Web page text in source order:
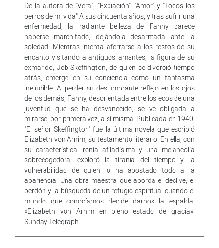
De la autora de "Vera", "Expiación", "Amor" y "Todos los
perros de mi vida" A sus cincuenta años, y tras sufrir una
enfermedad, la radiante belleza de Fanny parece
haberse marchitado, dejándola desarmada ante la
soledad. Mientras intenta aferrarse a los restos de su
encanto visitando a antiguos amantes, la figura de su
exmarido, Job Skeffington, de quien se divorció tiempo
atrás, emerge en su conciencia como un fantasma
ineludible. Al perder su deslumbrante reflejo en los ojos
de los demás, Fanny, desorientada entre los ecos de una
juventud que se ha desvanecido, se ve obligada a
mirarse, por primera vez, a sí misma. Publicada en 1940,
"El señor Skeffington" fue la última novela que escribió
Elizabeth von Arnim, su testamento literario. En ella, con
su característica ironía afiladísima y una melancolía
sobrecogedora, exploró la tiranía del tiempo y la
vulnerabilidad de quien lo ha apostado todo a la
apariencia. Una obra maestra que aborda el declive, el
perdón y la búsqueda de un refugio espiritual cuando el
mundo que conocíamos decide darnos la espalda.
«Elizabeth von Arnim en pleno estado de gracia».
Sunday Telegraph